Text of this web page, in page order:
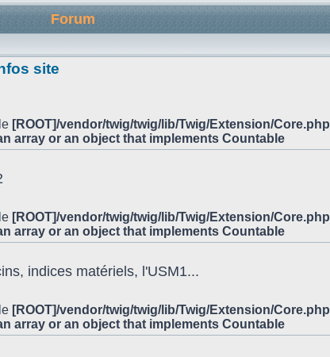
Forum
site
[ROOT]/vendor/twig/twig/lib/Twig/Extension/Core.php
array or an object that implements Countable
[ROOT]/vendor/twig/twig/lib/Twig/Extension/Core.php
array or an object that implements Countable
indices matériels, l'USM1...
[ROOT]/vendor/twig/twig/lib/Twig/Extension/Core.php
array or an object that implements Countable